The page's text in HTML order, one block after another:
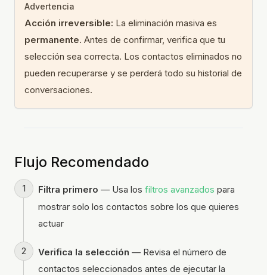
Advertencia
Acción irreversible: La eliminación masiva es
permanente. Antes de confirmar, verifica que tu
selección sea correcta. Los contactos eliminados no
pueden recuperarse y se perderá todo su historial de
conversaciones.
Flujo Recomendado
Filtra primero — Usa los filtros avanzados para
mostrar solo los contactos sobre los que quieres
actuar
Verifica la selección — Revisa el número de
contactos seleccionados antes de ejecutar la